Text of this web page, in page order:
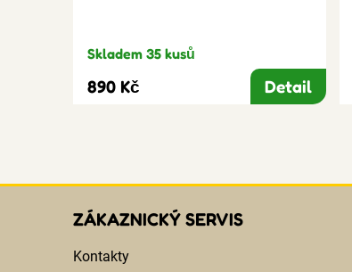
Skladem 35 kusů
890 Kč Detail
ZÁKAZNICKÝ SERVIS
Kontakty